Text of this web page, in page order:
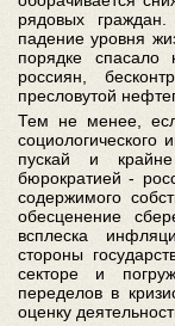
рядовых
падение уровня
порядке спасало
россиян,
пресловутой
Тем не менее,
социологического
пускай и
бюрократией -
содержимого
обесценение
всплеска
стороны
секторе и
переделов в
оценку